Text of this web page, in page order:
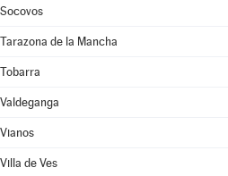
Socovos
Tarazona de la Mancha
Tobarra
Valdeganga
Vianos
Villa de Ves